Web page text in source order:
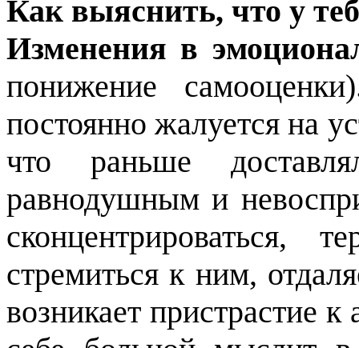
Как выяснить, что у
Изменения в
понижение
постоянно жалуется на
что раньше
равнодушным и
сконцентрироваться,
стремиться к ним,
возникает пристрастие